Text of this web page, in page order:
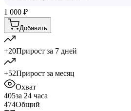
1 000 ₽
Добавить
+20Прирост за 7 дней
+52Прирост за месяц
Охват
405за 24 часа
474Общий